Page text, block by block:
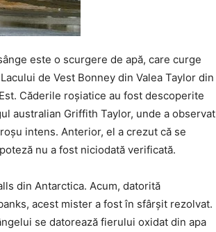
este o scurgere de apă, care curge
de Vest Bonney din Valea Taylor din
Căderile roșiatice au fost descoperite
australian Griffith Taylor, unde a observat
intens. Anterior, el a crezut că se
nu a fost niciodată verificată.
din Antarctica. Acum, datorită
acest mister a fost în sfârșit rezolvat.
se datorează fierului oxidat din apa